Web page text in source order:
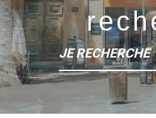
JE RECHERCHE
Type de bien